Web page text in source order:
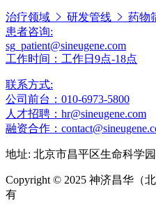
治疗领域 研发管线 药物
患者咨询:
sg_patient@sineugene.com
工作时间：工作日9点-18点
联系方式:
公司前台：010-6973-5800
人才招聘：hr@sineugene.com
融资合作：
地址: 北京市昌平区生命科学
Copyright © 2025 神济昌华（
有